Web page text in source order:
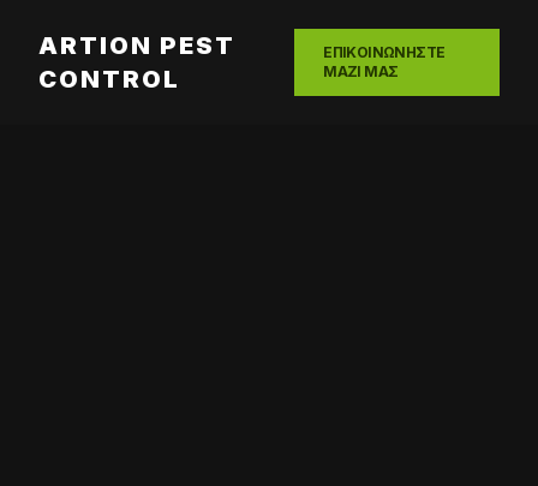
ARTION PEST
CONTROL
ΕΠΙΚΟΙΝΩΝΗΣΤΕ
ΜΑΖΙ ΜΑΣ